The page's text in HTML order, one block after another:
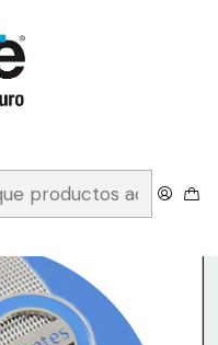
ACEDER
ATRAVÉS DE UM QR CODE